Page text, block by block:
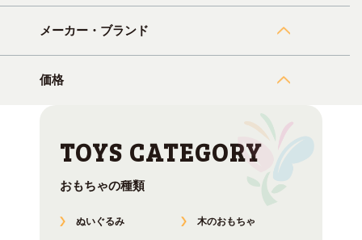
メーカー・ブランド
価格
おもちゃの種類
ぬいぐるみ 木のおもちゃ